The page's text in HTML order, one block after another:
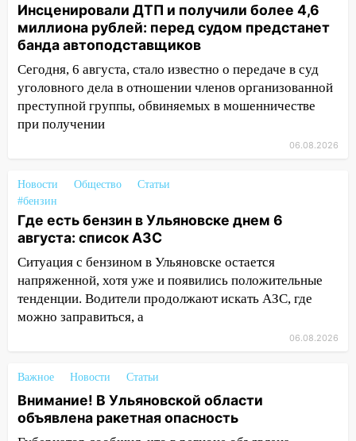
16:09 Ветераны легкой атлетики из
Ульяновска успешно выступили на
Чемпионате России
16:02 В Ульяновской области убрали
более 28% площадей зерновых и
зернобобовых культур
Бросила кирпич в жену брата: в
агрессивную женщину
15:47
курьера: крупная авария в Ульяновске
15:15 Проводил до квартиры и ограбил:
новый кавалер женщины оказался
рецидивистом
14:26
В Ульяновске ограничат движение
передумать увольняться, если им
повысят зарплату
14:01
Инсценировали ДТП и получили
Инсценировали ДТП и получили более 4,6
миллиона рублей: перед судом предстанет
банда автоподставщиков
Сегодня, 6 августа, стало известно о передаче в суд
уголовного дела в отношении членов организованной
преступной группы, обвиняемых в мошенничестве
при получении
06.08.2026
Новости Общество
Статьи
#бензин
Где есть бензин в Ульяновске днем 6
августа: список АЗС
Ситуация с бензином в Ульяновске остается
напряженной, хотя уже и появились положительные
тенденции. Водители продолжают искать АЗС, где
можно заправиться, а
06.08.2026
Важное Новости Статьи
Внимание! В Ульяновской области
объявлена ракетная опасность